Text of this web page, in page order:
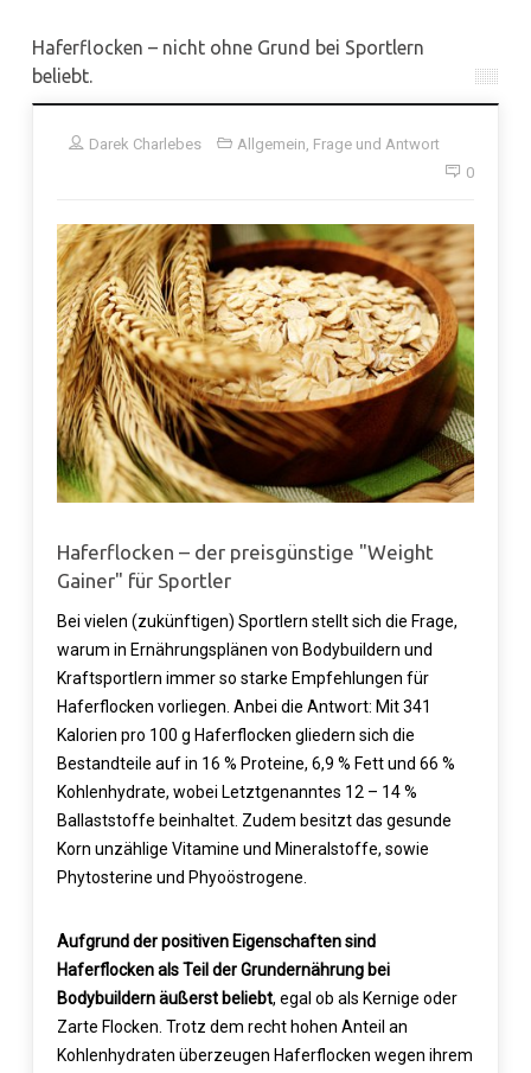
Haferflocken – nicht ohne Grund bei Sportlern
beliebt.
Darek Charlebes Allgemein, Frage und Antwort
0
Haferflocken – der preisgünstige "Weight
Gainer" für Sportler
Bei vielen (zukünftigen) Sportlern stellt sich die Frage,
warum in Ernährungsplänen von Bodybuildern und
Kraftsportlern immer so starke Empfehlungen für
Haferflocken vorliegen. Anbei die Antwort: Mit 341
Kalorien pro 100 g Haferflocken gliedern sich die
Bestandteile auf in 16 % Proteine, 6,9 % Fett und 66 %
Kohlenhydrate, wobei Letztgenanntes 12 – 14 %
Ballaststoffe beinhaltet. Zudem besitzt das gesunde
Korn unzählige Vitamine und Mineralstoffe, sowie
Phytosterine und Phyoöstrogene.
Aufgrund der positiven Eigenschaften sind
Haferflocken als Teil der Grundernährung bei
Bodybuildern äußerst beliebt, egal ob als Kernige oder
Zarte Flocken. Trotz dem recht hohen Anteil an
Kohlenhydraten überzeugen Haferflocken wegen ihrem